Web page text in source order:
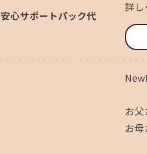
安心サポートパック代
詳し
お
お